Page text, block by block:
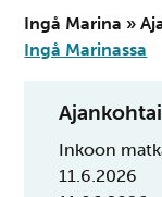
Ingå Marina »
Ingå Marinassa
Inkoon
11.6.2026